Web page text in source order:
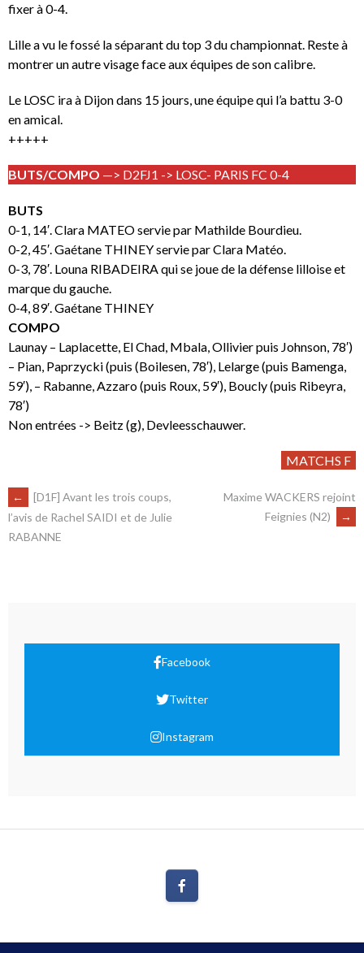
fixer à 0-4.
Lille a vu le fossé la séparant du top 3 du championnat. Reste à
montrer un autre visage face aux équipes de son calibre.
Le LOSC ira à Dijon dans 15 jours, une équipe qui l’a battu 3-0
en amical.
+++++
BUTS/COMPO —> D2FJ1 -> LOSC- PARIS FC 0-4
BUTS
0-1, 14′. Clara MATEO servie par Mathilde Bourdieu.
0-2, 45′. Gaétane THINEY servie par Clara Matéo.
0-3, 78′. Louna RIBADEIRA qui se joue de la défense lilloise et
marque du gauche.
0-4, 89′. Gaétane THINEY
COMPO
Launay – Laplacette, El Chad, Mbala, Ollivier puis Johnson, 78′)
– Pian, Paprzycki (puis (Boilesen, 78′), Lelarge (puis Bamenga,
59′), – Rabanne, Azzaro (puis Roux, 59′), Boucly (puis Ribeyra,
78′)
Non entrées -> Beitz (g), Devleesschauwer.
MATCHS F
←
[D1F] Avant les trois coups,
l’avis de Rachel SAIDI et de Julie
RABANNE
Maxime WACKERS rejoint
Feignies (N2)
→
Facebook
Twitter
Instagram